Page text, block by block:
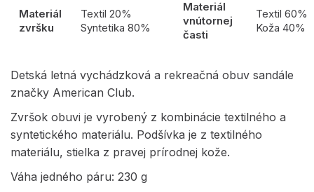
Materiál
zvršku
Textil 20%
Syntetika 80%
Materiál
vnútornej
časti
Textil 60%
Koža 40%
Detská letná vychádzková a rekreačná obuv sandále
značky American Club.
Zvršok obuvi je vyrobený z kombinácie textilného a
syntetického materiálu. Podšívka je z textilného
materiálu, stielka z pravej prírodnej kože.
Váha jedného páru: 230 g